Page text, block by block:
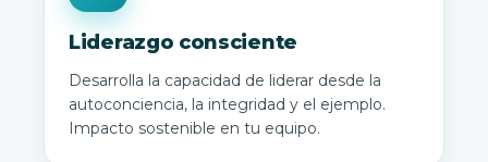
Liderazgo consciente
Desarrolla la capacidad de liderar desde la
autoconciencia, la integridad y el ejemplo.
Impacto sostenible en tu equipo.